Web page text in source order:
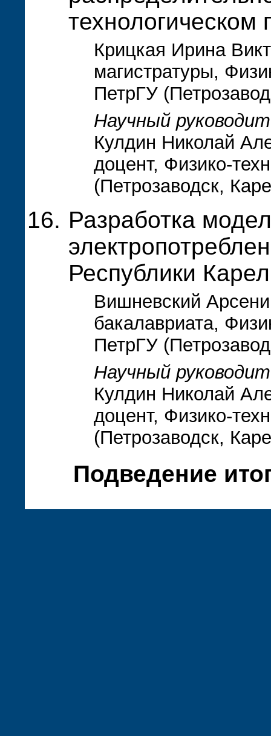
технологическом
Крицкая Ирина
магистратуры,
ПетрГУ
Научный
Кулдин Николай
доцент, Физико-
(Петрозаводск,
Разработка
Республики
Вишневский
бакалавриата,
ПетрГУ
Научный
Кулдин Николай
доцент, Физико-
(Петрозаводск,
Подведение